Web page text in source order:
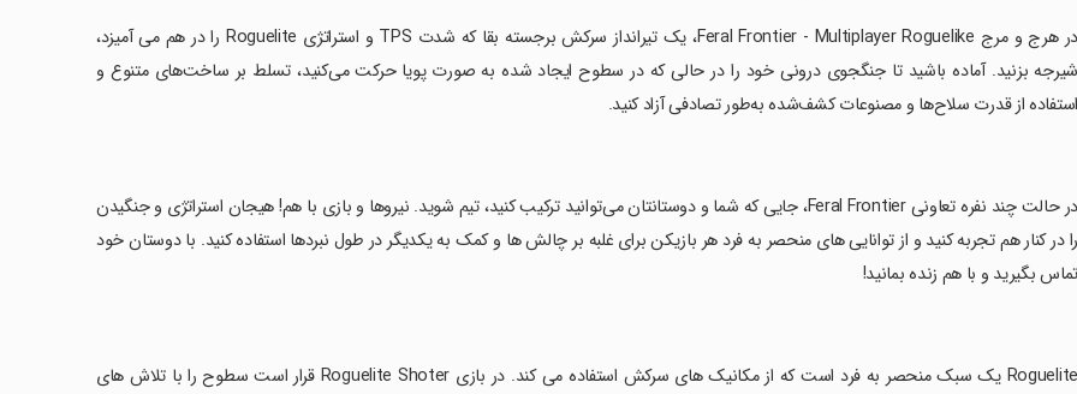
در هرج و مرج Feral Frontier - Multiplayer Roguelike، یک تیرانداز سرکش برجسته بقا که شدت TPS و استراتژی Roguelite را در هم می آمیزد،
شیرجه بزنید. آماده باشید تا جنگجوی درونی خود را در حالی که در سطوح ایجاد شده به صورت پویا حرکت می‌کنید، تسلط بر ساخت‌های متنوع و
استفاده از قدرت سلاح‌ها و مصنوعات کشف‌شده به‌طور تصادفی آزاد کنید.
‏در حالت چند نفره تعاونی Feral Frontier، جایی که شما و دوستانتان می‌توانید ترکیب کنید، تیم شوید. نیروها و بازی با هم! هیجان استراتژی و جنگیدن
را در کنار هم تجربه کنید و از توانایی های منحصر به فرد هر بازیکن برای غلبه بر چالش ها و کمک به یکدیگر در طول نبردها استفاده کنید. با دوستان خود
تماس بگیرید و با هم زنده بمانید!
‏Roguelite یک سبک منحصر به فرد است که از مکانیک های سرکش استفاده می کند. در بازی Roguelite Shoter قرار است سطوح را با تلاش های